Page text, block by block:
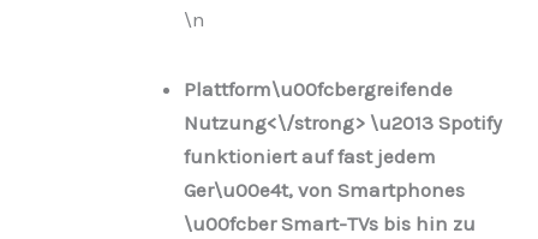
\n
Plattform\u00fcbergreifende
Nutzung<\/strong> \u2013 Spotify
funktioniert auf fast jedem
Ger\u00e4t, von Smartphones
\u00fcber Smart-TVs bis hin zu